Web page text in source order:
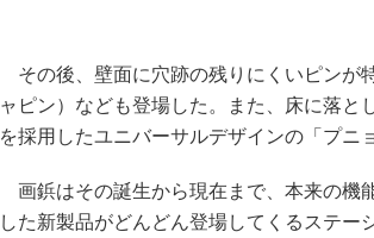
その後、壁面に穴跡の残りにくいピンが
ャピン）なども登場した。また、床に落と
を採用したユニバーサルデザインの「プニ
画鋲はその誕生から現在まで、本来の機
した新製品がどんどん登場してくるステー